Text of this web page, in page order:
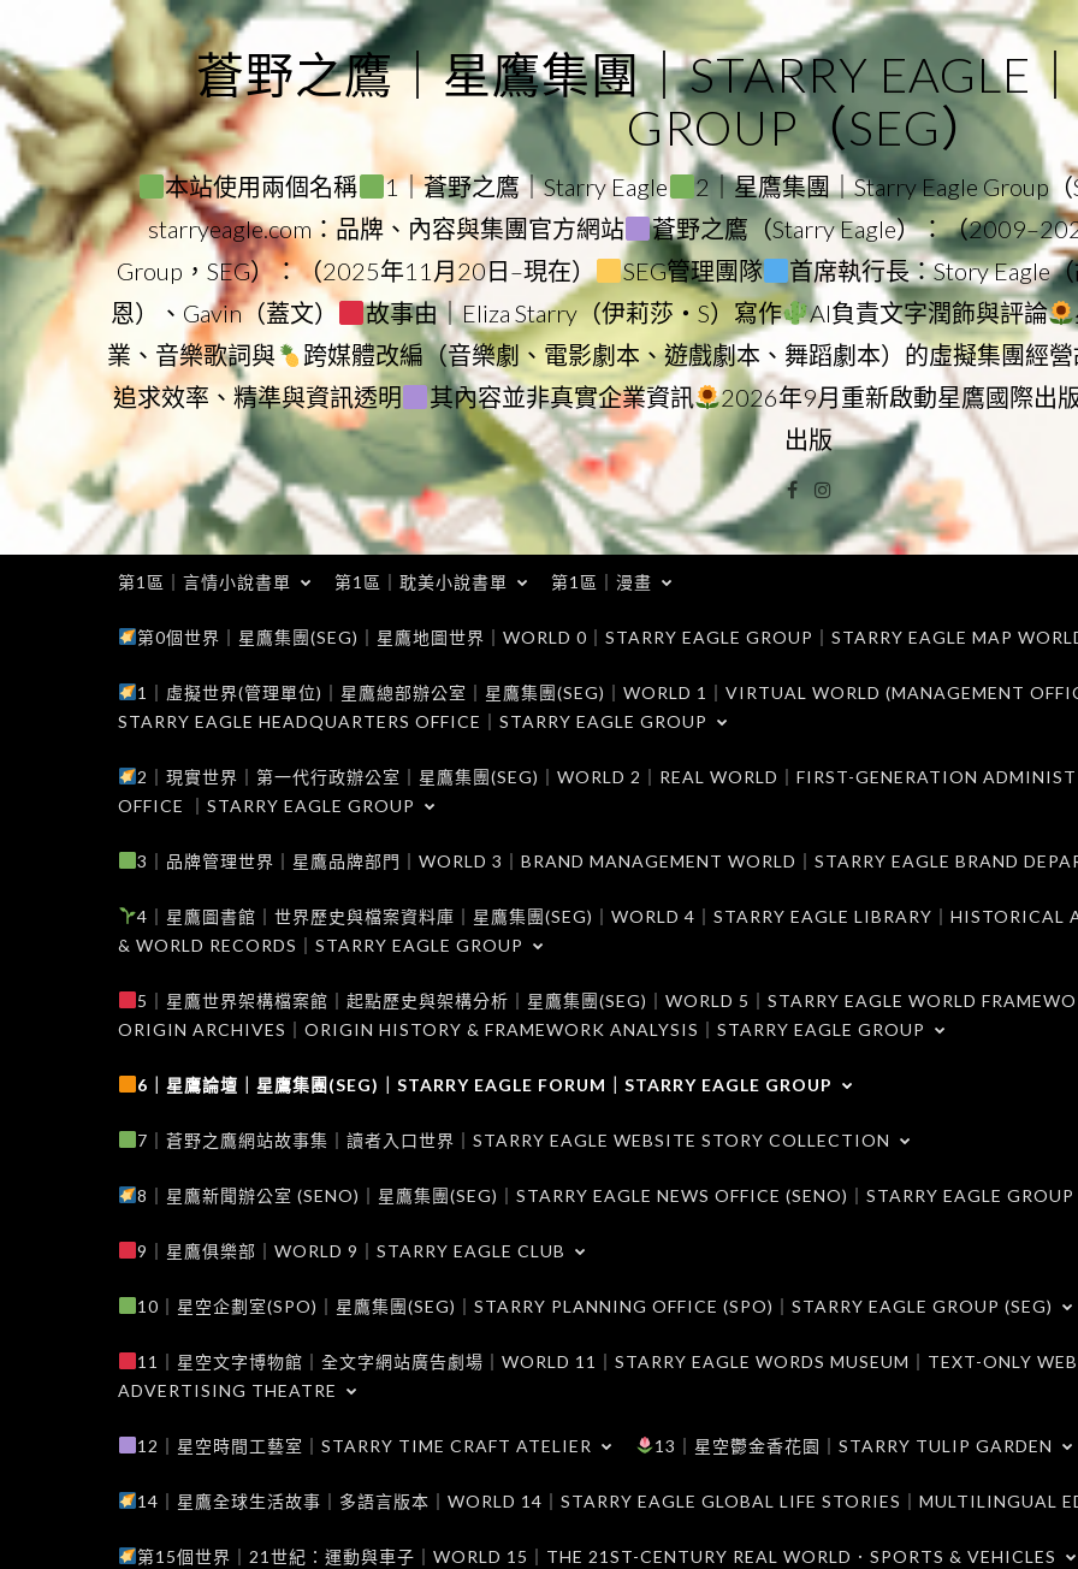
to
content
蒼野之鷹｜星鷹集團｜STARRY EAGLE
GROUP（SEG）
本站使用兩個名稱 1｜蒼野之鷹｜Starry Eagle
2｜星鷹集團｜Starry Eagle Group（
starryeagle.com：品牌、內容與集團官方網站
蒼野之鷹（Starry Eagle）：（
Group，SEG）：（2025年11月20日–現在）
SEG管理團隊
首席執行長：Story Eagle
恩）、Gavin（蓋文）
故事由｜Eliza Starry（伊莉莎・S）寫作 AI負責文字潤飾與評論
業、音樂歌詞與
跨媒體改編（音樂劇、電影劇本、遊戲劇本、舞蹈劇本）的虛擬集團經
追求效率、精準與資訊透明
其內容並非真實企業資訊
2026年9月重新啟動星鷹國際出
出版
Facebook
Instagram
第1區｜言情小說書單 第1區｜耽美小說書單 第1區｜漫畫
第0個世界｜星鷹集團(SEG)｜星鷹地圖世界｜WORLD 0｜STARRY EAGLE GROUP｜STARRY EAGLE MAP
1｜虛擬世界(管理單位)｜星鷹總部辦公室｜星鷹集團(SEG)｜WORLD 1｜VIRTUAL WORLD (MANAGEMENT
STARRY EAGLE HEADQUARTERS OFFICE｜STARRY EAGLE GROUP
2｜現實世界｜第一代行政辦公室｜星鷹集團(SEG)｜WORLD 2｜REAL WORLD｜FIRST-GENERATION
OFFICE ｜STARRY EAGLE GROUP
3｜品牌管理世界｜星鷹品牌部門｜WORLD 3｜BRAND MANAGEMENT WORLD｜STARRY EAGLE BRAND
4｜星鷹圖書館｜世界歷史與檔案資料庫｜星鷹集團(SEG)｜WORLD 4｜STARRY EAGLE LIBRARY｜HISTORICAL
& WORLD RECORDS｜STARRY EAGLE GROUP
5｜星鷹世界架構檔案館｜起點歷史與架構分析｜星鷹集團(SEG)｜WORLD 5｜STARRY EAGLE WORLD
ORIGIN ARCHIVES｜ORIGIN HISTORY & FRAMEWORK ANALYSIS｜STARRY EAGLE GROUP
6｜星鷹論壇｜星鷹集團(SEG)｜STARRY EAGLE FORUM｜STARRY EAGLE GROUP
7｜蒼野之鷹網站故事集｜讀者入口世界｜STARRY EAGLE WEBSITE STORY COLLECTION
8｜星鷹新聞辦公室 (SENO)｜星鷹集團(SEG)｜STARRY EAGLE NEWS OFFICE (SENO)｜STARRY EAGLE GROUP
9｜星鷹俱樂部｜WORLD 9｜STARRY EAGLE CLUB
10｜星空企劃室(SPO)｜星鷹集團(SEG)｜STARRY PLANNING OFFICE (SPO)｜STARRY EAGLE GROUP (SEG)
11｜星空文字博物館｜全文字網站廣告劇場｜WORLD 11｜STARRY EAGLE WORDS MUSEUM｜TEXT-ONLY
ADVERTISING THEATRE
12｜星空時間工藝室｜STARRY TIME CRAFT ATELIER 13｜星空鬱金香花園｜STARRY TULIP GARDEN
14｜星鷹全球生活故事｜多語言版本｜WORLD 14｜STARRY EAGLE GLOBAL LIFE STORIES｜MULTILINGUAL
第15個世界｜21世紀：運動與車子｜WORLD 15｜THE 21ST-CENTURY REAL WORLD．SPORTS & VEHICLES